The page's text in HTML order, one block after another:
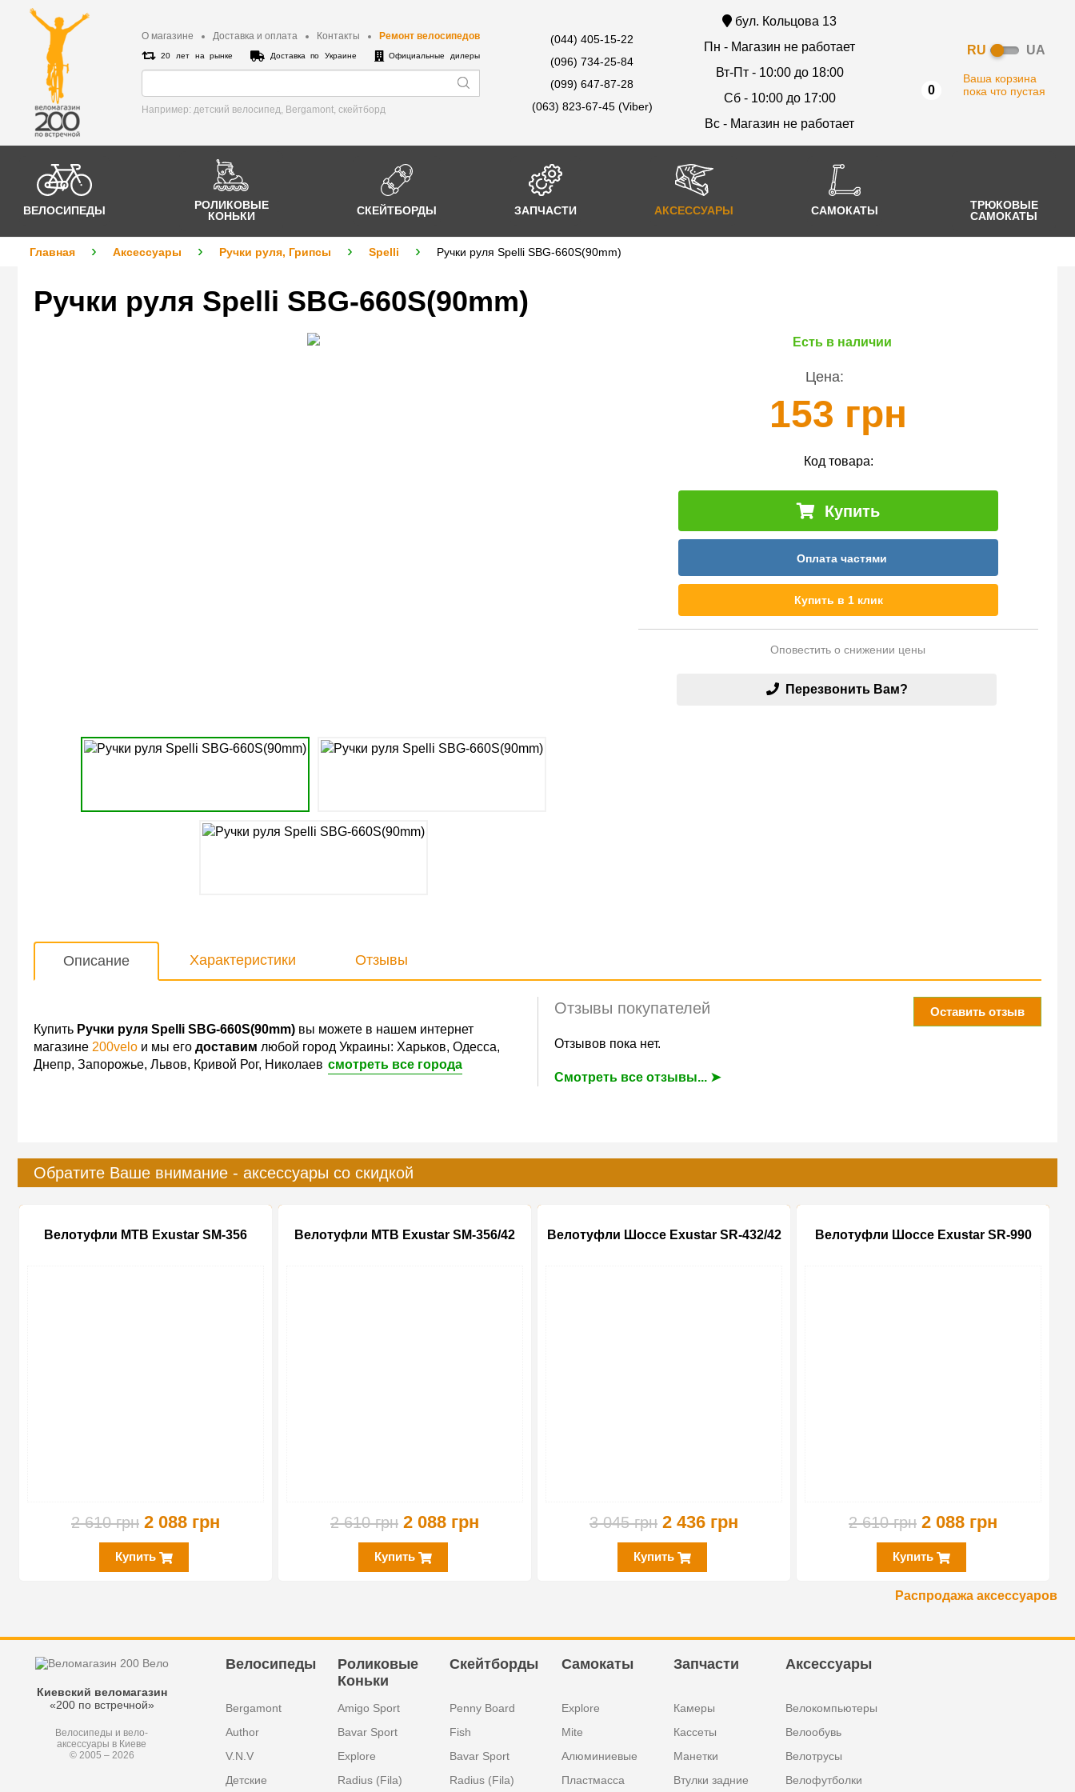
О магазине Доставка и оплата Контакты Ремонт велосипедов
20 лет на рынке Доставка по Украине Официальные дилеры
Например: детский велосипед, Bergamont, cкейтборд
(044) 405-15-22
(096) 734-25-84
(099) 647-87-28
(063) 823-67-45 (Viber)
бул. Кольцова 13
Пн - Магазин не работает
Вт-Пт - 10:00 до 18:00
Сб - 10:00 до 17:00
Вс - Магазин не работает
RU UA
0
Ваша корзина
пока что пустая
ВЕЛОСИПЕДЫ
РОЛИКОВЫЕ
КОНЬКИ
СКЕЙТБОРДЫ ЗАПЧАСТИ АКСЕССУАРЫ САМОКАТЫ
ТРЮКОВЫЕ
САМОКАТЫ
Главная Аксессуары Ручки руля, Грипсы Spelli Ручки руля Spelli SBG-660S(90mm)
Ручки руля Spelli SBG-660S(90mm)
Есть в наличии
Цена:
153 грн
Код товара:
Купить
Оплата частями
Купить в 1 клик
Оповестить о снижении цены
Перезвонить Вам?
Описание Характеристики Отзывы
Оставить отзыв
Отзывы покупателей
Отзывов пока нет.
Смотреть все отзывы... ➤
Купить Ручки руля Spelli SBG-660S(90mm) вы можете в нашем интернет
магазине 200velo и мы его доставим любой город Украины: Харьков, Одесса,
Днепр, Запорожье, Львов, Кривой Рог, Николаев смотреть все города
Обратите Ваше внимание - аксессуары со скидкой
Велотуфли MTB Exustar SM-356
2 610 грн 2 088 грн
Купить
Велотуфли MTB Exustar SM-356/42
2 610 грн 2 088 грн
Купить
Велотуфли Шоссе Exustar SR-432/42
3 045 грн 2 436 грн
Купить
Велотуфли Шоссе Exustar SR-990
2 610 грн 2 088 грн
Купить
Распродажа аксессуаров
Киевский веломагазин
«200 по встречной»
Велосипеды и вело-
аксессуары в Киеве
© 2005 – 2026
Велосипеды
Bergamont
Author
V.N.V
Детские
Роликовые
Коньки
Amigo Sport
Bavar Sport
Explore
Radius (Fila)
Скейтборды
Penny Board
Fish
Bavar Sport
Radius (Fila)
Самокаты
Explore
Mite
Алюминиевые
Пластмасса
Запчасти
Камеры
Кассеты
Манетки
Втулки задние
Аксессуары
Велокомпьютеры
Велообувь
Велотрусы
Велофутболки